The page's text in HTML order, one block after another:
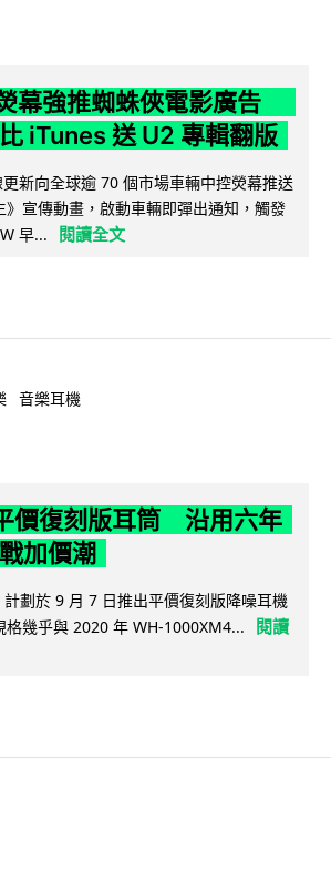
幕強推蜘蛛俠電影廣告
iTunes 送 U2 專輯翻版
新向全球逾 70 個市場車輛中控熒幕推送
》宣傳動畫，啟動車輛即彈出通知，觸發
早...
閱讀全文
音樂耳機
價復刻版耳筒 沿用六年
加價潮
劃於 9 月 7 日推出平價復刻版降噪耳機
格幾乎與 2020 年 WH-1000XM4...
閱讀